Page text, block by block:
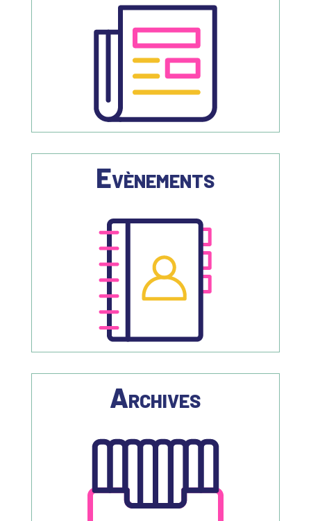
Evènements
Archives